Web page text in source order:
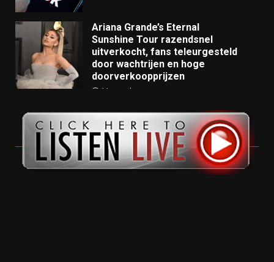
Ariana Grande’s Eternal
Sunshine Tour razendsnel
uitverkocht, fans teleurgesteld
door wachtrijen en hoge
doorverkoopprijzen
11 months ago